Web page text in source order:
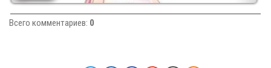
Всего комментариев: 0